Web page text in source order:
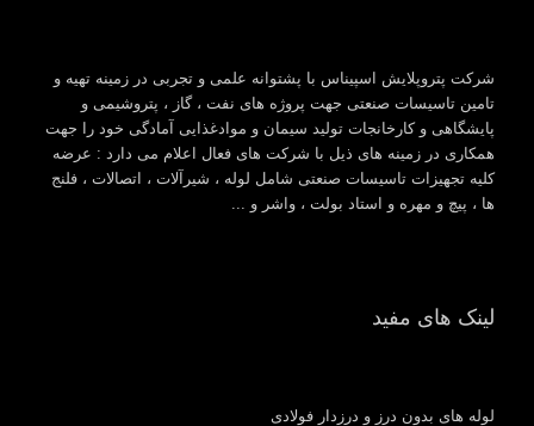
شرکت پتروپلایش اسپیناس با پشتوانه علمی و تجربی در زمینه تهیه و
تامین تاسیسات صنعتی جهت پروژه های نفت ، گاز ، پتروشیمی و
پایشگاهی و کارخانجات تولید سیمان و موادغذایی آمادگی خود را جهت
همکاری در زمینه های ذیل با شرکت های فعال اعلام می دارد : عرضه
کلیه تجهیزات تاسیسات صنعتی شامل لوله ، شیرآلات ، اتصالات ، فلنج
ها ، پیچ و مهره و استاد بولت ، واشر و ...
لینک های مفید
لوله های بدون درز و درزدار فولادی